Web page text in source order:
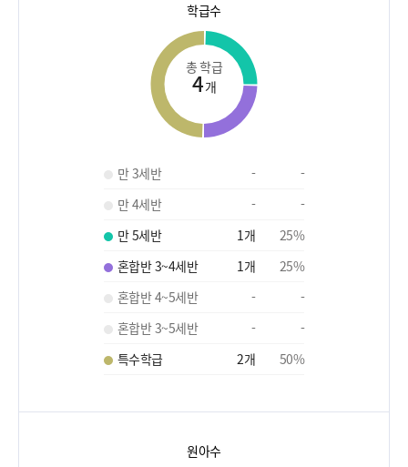
학급수
총 학급
4개
만 3세반 -
-
만 4세반
-
-
만 5세반
1개 25%
혼합반 3~4세반
1개 25%
혼합반 4~5세반
-
-
혼합반 3~5세반
-
-
특수학급
2개 50%
원아수